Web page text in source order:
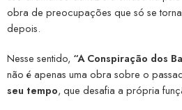
obra de preocupações que só se
depois.
Nesse sentido, “A Conspiração dos
não é apenas uma obra sobre o
seu tempo, que desafia a própria